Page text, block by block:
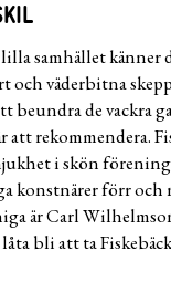
samhället känner
och väderbitna
beundra de vackra
att rekommendera.
i skön
konstnärer förr och
är Carl
bli att ta